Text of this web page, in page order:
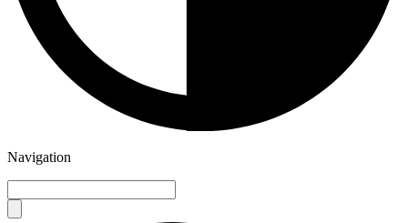
Navigation